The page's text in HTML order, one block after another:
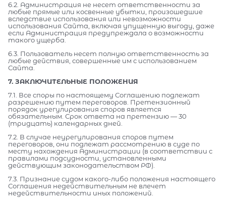
6.2. Администрация не несет ответственности за
любые прямые или косвенные убытки, произошедшие
вследствие использования или невозможности
использования Сайта, включая упущенную выгоду, даже
если Администрация предупреждала о возможности
такого ущерба.
6.3. Пользователь несет полную ответственность за
любые действия, совершенные им с использованием
Сайта.
7. ЗАКЛЮЧИТЕЛЬНЫЕ ПОЛОЖЕНИЯ
7.1. Все споры по настоящему Соглашению подлежат
разрешению путем переговоров. Претензионный
порядок урегулирования споров является
обязательным. Срок ответа на претензию — 30
(тридцать) календарных дней.
7.2. В случае неурегулирования споров путем
переговоров, они подлежат рассмотрению в суде по
месту нахождения Администрации (в соответствии с
правилами подсудности, установленными
действующим законодательством РФ).
7.3. Признание судом какого-либо положения настоящего
Соглашения недействительным не влечет
недействительности иных положений.